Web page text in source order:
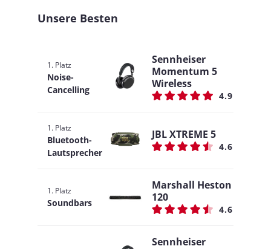
Unsere Besten
1. Platz
Noise-
Cancelling
Sennheiser
Momentum 5
Wireless
4.9
1. Platz
Bluetooth-
Lautsprecher
JBL XTREME 5
4.6
1. Platz
Soundbars
Marshall Heston
120
4.6
Sennheiser